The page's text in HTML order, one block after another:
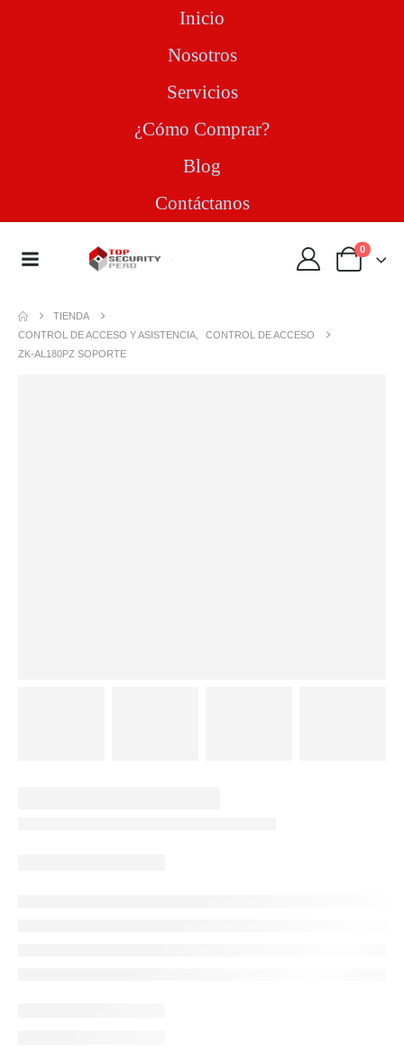
Inicio
Nosotros
Servicios
¿Cómo Comprar?
Blog
Contáctanos
0
TIENDA
CONTROL DE ACCESO Y ASISTENCIA
CONTROL DE ACCESO
ZK-AL180PZ SOPORTE